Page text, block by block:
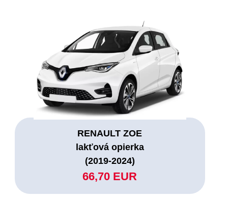
RENAULT ZOE
lakťová opierka
(2019-2024)
66,70 EUR